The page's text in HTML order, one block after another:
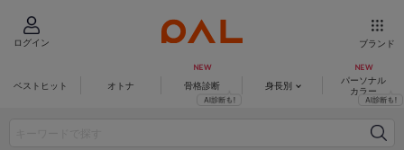
ログイン ブランド
ベストヒット オトナ 骨格診断 身長別
パーソナル
カラー